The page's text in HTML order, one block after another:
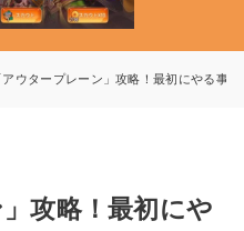
アウタープレーン」攻略！最初にやる事
攻略！最初にや